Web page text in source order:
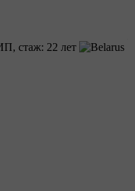
cтаж: 22 лет